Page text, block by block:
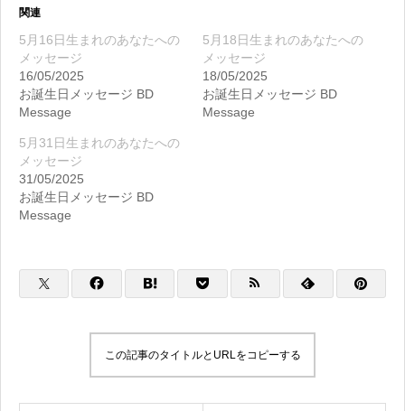
関連
5月16日生まれのあなたへの
メッセージ
16/05/2025
お誕生日メッセージ BD
Message
5月18日生まれのあなたへの
メッセージ
18/05/2025
お誕生日メッセージ BD
Message
5月31日生まれのあなたへの
メッセージ
31/05/2025
お誕生日メッセージ BD
Message
この記事のタイトルとURLをコピーする